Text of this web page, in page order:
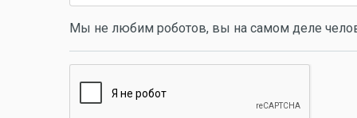
Мы не любим роботов, вы на самом деле